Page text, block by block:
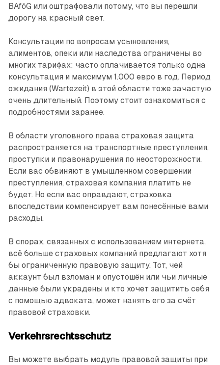
BAföG или оштрафовали потому, что вы перешли
дорогу на красный свет.
Консультации по вопросам усыновления,
алиментов, опеки или наследства ограничены во
многих тарифах: часто оплачивается только одна
консультация и максимум 1.000 евро в год. Период
ожидания (Wartezeit) в этой области тоже зачастую
очень длительный. Поэтому стоит ознакомиться с
подробностями заранее.
В области уголовного права страховая защита
распространяется на транспортные преступления,
проступки и правонарушения по неосторожности.
Если вас обвиняют в умышленном совершении
преступ­ления, страховая компания платить не
будет. Но если вас оправдают, страховка
впоследствии компенсирует вам понесённые вами
расходы.
В спорах, связанных с использованием интернета,
всё больше страховых компаний предлагают хотя
бы ограниченную правовую защиту. Тот, чей
аккаунт был взломан и опустошён или чьи личные
данные были украдены и кто хочет защитить себя
с помощью адвоката, может нанять его за счёт
правовой страховки.
Verkehrsrechtsschutz
Вы можете выбрать модуль правовой защиты при